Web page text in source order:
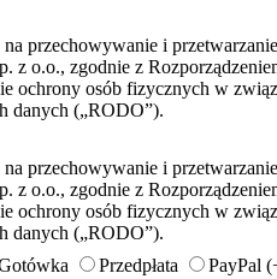
na przechowywanie i
z o.o., zgodnie z
ochrony osób fizycznych w
danych („RODO”).
na przechowywanie i
z o.o., zgodnie z
ochrony osób fizycznych w
danych („RODO”).
Przedpłata PayPal